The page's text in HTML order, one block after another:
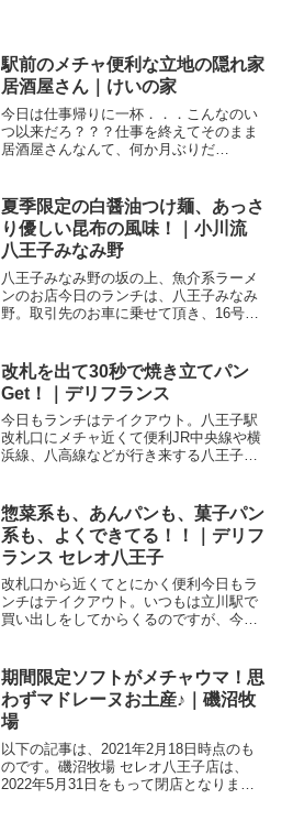
駅前のメチャ便利な立地の隠れ家
居酒屋さん｜けいの家
今日は仕事帰りに一杯．．．こんなのい
つ以来だろ？？？仕事を終えてそのまま
居酒屋さんなんて、何か月ぶりだ
駅前。どちらかというと西口の方が開け
ているイメージのある駅ですが、...
夏季限定の白醤油つけ麺、あっさ
り優しい昆布の風味！｜小川流
八王子みなみ野
八王子みなみ野の坂の上、魚介系ラーメ
ンのお店今日のランチは、八王子みなみ
野。取引先のお車に乗せて頂き、16号線
ある？』そんな質問をされた場所が場所
でしたので、「小川流、...
改札を出て30秒で焼き立てパン
Get！｜デリフランス
今日もランチはテイクアウト。八王子駅
改札口にメチャ近くて便利JR中央線や横
浜線、八高線などが行き来する八王子
店関連ランキング：パン | 八王子駅、京
王八王子...
惣菜系も、あんパンも、菓子パン
系も、よくできてる！！｜デリフ
ランス セレオ八王子
改札口から近くてとにかく便利今日もラ
ンチはテイクアウト。いつもは立川駅で
買い出しをしてからくるのですが、今日
た先は南口方面。改札口を出て左手に折
れて1分．．．もかからな...
期間限定ソフトがメチャウマ！思
わずマドレーヌお土産♪｜磯沼牧
場
以下の記事は、2021年2月18日時点のも
のです。磯沼牧場 セレオ八王子店は、
2022年5月31日をもって閉店となりまし